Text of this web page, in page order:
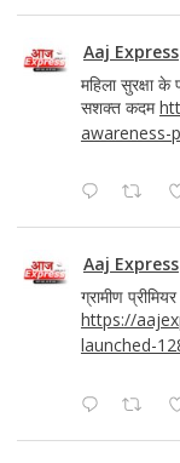
Aaj Express
महिला सुरक्षा
सशक्त कदम
awareness-
Aaj Express
ग्रामीण
https://
launched-